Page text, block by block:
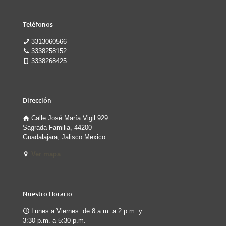
Teléfonos
3313060566
3338258152
3338268425
Dirección
Calle José María Vigil 929
Sagrada Familia, 44200
Guadalajara, Jalisco Mexico.
Nuestro Horario
Lunes a Viernes: de 8 a.m. a 2 p.m. y
3:30 p.m. a 5:30 p.m.